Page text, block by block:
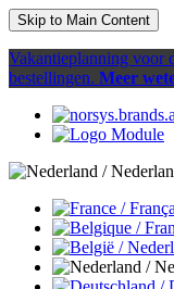
Skip to Main Content
Vakantieplanning voor
bestellingen. Meer